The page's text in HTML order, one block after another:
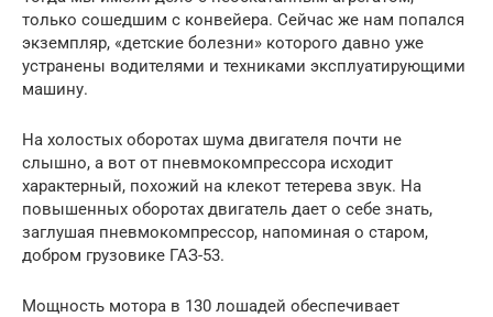
только сошедшим с конвейера. Сейчас же нам попался
экземпляр, «детские болезни» которого давно уже
устранены водителями и техниками эксплуатирующими
машину.
На холостых оборотах шума двигателя почти не
слышно, а вот от пневмокомпрессора исходит
характерный, похожий на клекот тетерева звук. На
повышенных оборотах двигатель дает о себе знать,
заглушая пневмокомпрессор, напоминая о старом,
добром грузовике ГАЗ-53.
Мощность мотора в 130 лошадей обеспечивает